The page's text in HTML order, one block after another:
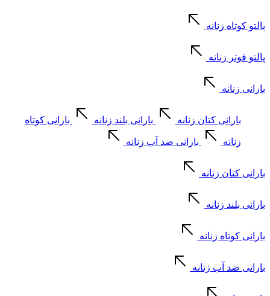
پالتو کوتاه زنانه
پالتو فوتر زنانه
بارانی زنانه
بارانی کتان زنانه بارانی بلند زنانه بارانی کوتاه
زنانه بارانی ضد آب زنانه
بارانی کتان زنانه
بارانی بلند زنانه
بارانی کوتاه زنانه
بارانی ضد آب زنانه